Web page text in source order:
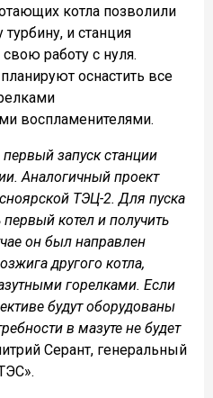
котла позволили
и станция
работу с нуля.
оснастить все
воспламенителями.
первый запуск станции
Аналогичный проект
ТЭЦ-2. Для пуска
котел и получить
он был направлен
другого котла,
горелками. Если
будут оборудованы
в мазуте не будет
Серант, генеральный